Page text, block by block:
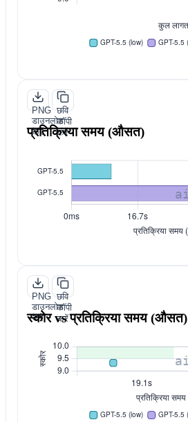
PNG
डाउनलोड
करें
छवि
कॉपी
करें
प्रतिक्रिया समय (औसत)
PNG
डाउनलोड
करें
छवि
कॉपी
करें
स्कोर vs प्रतिक्रिया समय (औसत)